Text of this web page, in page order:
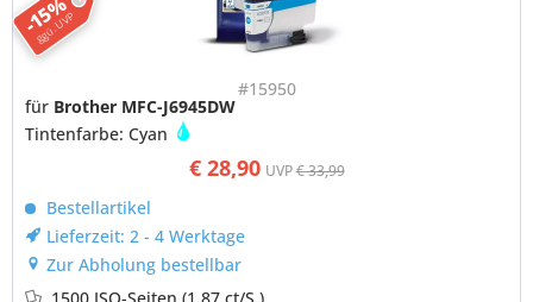
-15%
ggü. UVP
#15950
€ 28,90 UVP€ 33,99
für Brother MFC-J6945DW
Tintenfarbe: Cyan
Bestellartikel
Lieferzeit: 2 - 4 Werktage
Zur Abholung bestellbar
1500 ISO-Seiten(1,87 ct/S.)